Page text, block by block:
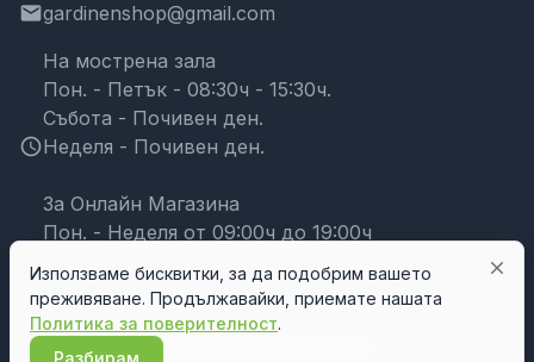
emailgardinenshop@gmail.com
schedule
На мострена зала
Пон. - Петък - 08:30ч - 15:30ч.
Събота - Почивен ден.
Неделя - Почивен ден.
За Онлайн Магазина
Пон. - Неделя от 09:00ч до 19:00ч
close
Използваме бисквитки, за да подобрим вашето
преживяване. Продължавайки, приемате нашата
Политика за поверителност.
Разбирам